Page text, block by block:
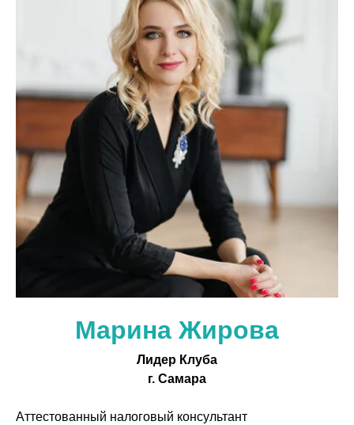
Марина Жирова
Лидер Клуба
г. Самара
Аттестованный налоговый консультант